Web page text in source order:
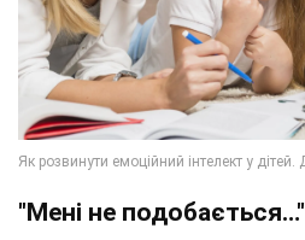
"Мені не подобається…"